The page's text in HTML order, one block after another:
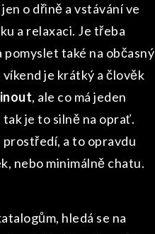
o dřině a vstávání ve
a relaxaci. Je třeba
také na občasný
víkend je krátký a člověk
, ale co má jeden
je to silně na oprať.
a to opravdu
nebo minimálně chatu.
hledá se na